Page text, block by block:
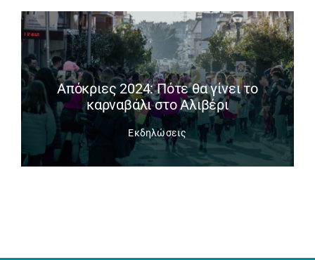
Απόκριες 2024: Πότε θα γίνει το
καρναβάλι στο Αλιβέρι
Εκδηλώσεις